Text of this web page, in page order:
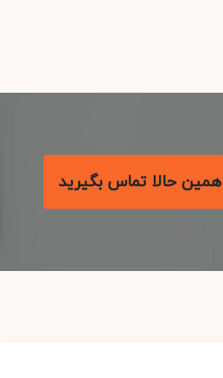
همین حالا تماس بگیرید